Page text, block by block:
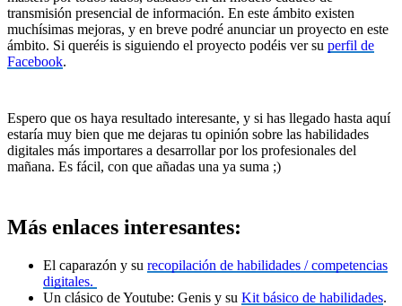
transmisión presencial de información. En este ámbito existen
muchísimas mejoras, y en breve podré anunciar un proyecto en este
ámbito. Si queréis is siguiendo el proyecto podéis ver su perfil de
Facebook.
Espero que os haya resultado interesante, y si has llegado hasta aquí
estaría muy bien que me dejaras tu opinión sobre las habilidades
digitales más importares a desarrollar por los profesionales del
mañana. Es fácil, con que añadas una ya suma ;)
Más enlaces interesantes:
El caparazón y su recopilación de habilidades / competencias
digitales.
Un clásico de Youtube: Genis y su Kit básico de habilidades.